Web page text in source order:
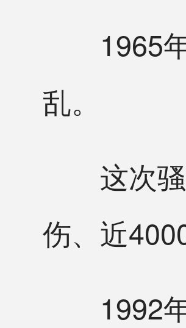
1965年
乱。
这次骚
伤、近
1992年